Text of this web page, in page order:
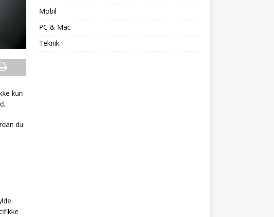
kun
du
Mobil
PC & Mac
Teknik